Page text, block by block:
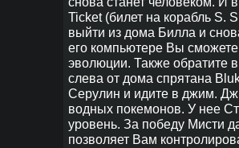
Ticket (билет на корабль S.
выйти из дома Билла и
его компьютере Вы
эволюции. Также обратите
слева от дома спрятана
Серулин и идите в джим.
водных покемонов. У нее
уровень. За победу Мисти
позволяет Вам